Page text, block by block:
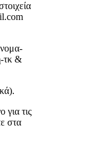
τκ &
για τις
στα